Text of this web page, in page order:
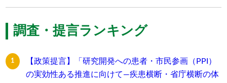
調査・提言ランキング
【政策提言】「研究開発への患者・市民参画（PPI）
の実効性ある推進に向けて―疾患横断・省庁横断の体